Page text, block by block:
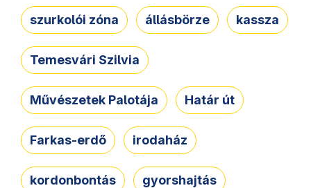
szurkolói zóna állásbörze kassza
Temesvári Szilvia
Művészetek Palotája Határ út
Farkas-erdő irodaház
kordonbontás gyorshajtás